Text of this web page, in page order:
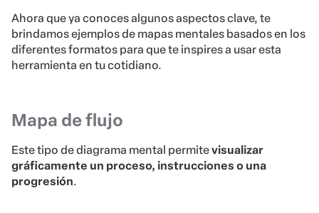
Ahora que ya conoces algunos aspectos clave, te
brindamos ejemplos de mapas mentales basados en los
diferentes formatos para que te inspires a usar esta
herramienta en tu cotidiano.
Mapa de flujo
Este tipo de diagrama mental permitevisualizar
gráficamente un proceso, instrucciones o una
progresión.